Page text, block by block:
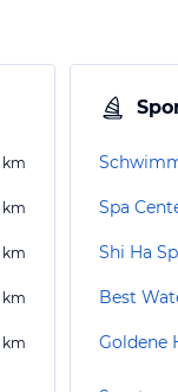
km
km
km
km
km
Shi Ha
Best
Goldene